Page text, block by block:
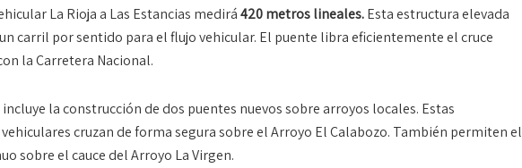
La Rioja a Las Estancias medirá420 metros lineales.Esta estructura elevada
carril por sentido para el flujo vehicular. El puente libra eficientemente el cruce
la Carretera Nacional.
la construcción de dos puentes nuevos sobre arroyos locales. Estas
cruzan de forma segura sobre el Arroyo El Calabozo. También permiten el
sobre el cauce del Arroyo La Virgen.